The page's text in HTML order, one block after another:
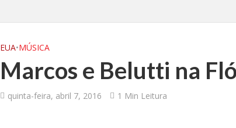
EUA•MÚSICA
Marcos e Belutti na
quinta-feira, abril 7, 2016 1 Min Leitura